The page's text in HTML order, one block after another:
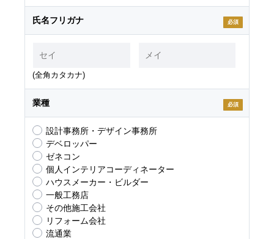
氏名フリガナ 必須
(全角カタカナ)
業種 必須
設計事務所・デザイン事務所
デベロッパー
ゼネコン
個人インテリアコーディネーター
ハウスメーカー・ビルダー
一般工務店
その他施工会社
リフォーム会社
流通業